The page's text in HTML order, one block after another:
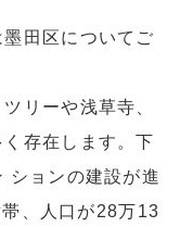
田区についてご
リーや浅草寺、
存在します。下
ションの建設が進
、人口が28万13